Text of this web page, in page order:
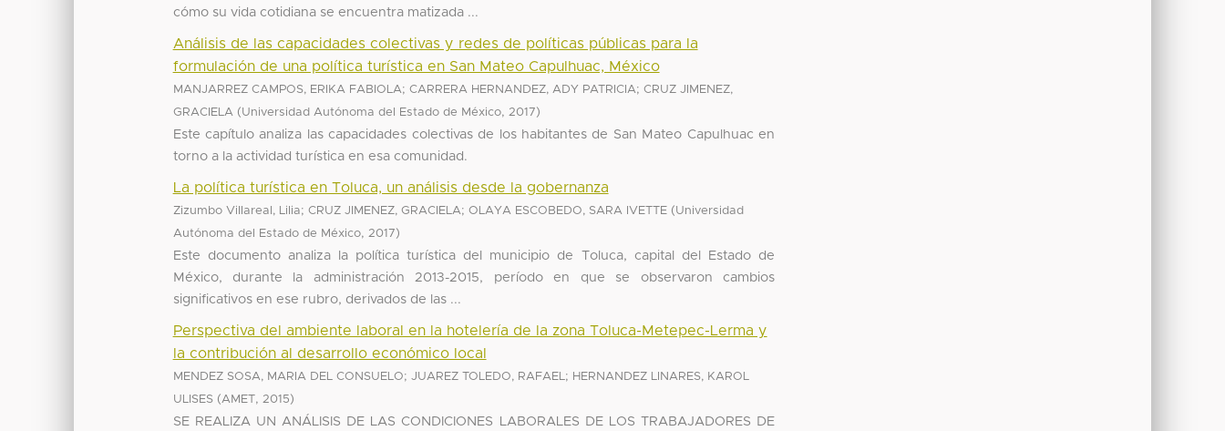
cómo su vida cotidiana se encuentra matizada ...
Análisis de las capacidades colectivas y redes de políticas públicas para la
formulación de una política turística en San Mateo Capulhuac, México
MANJARREZ CAMPOS, ERIKA FABIOLA; CARRERA HERNANDEZ, ADY PATRICIA; CRUZ JIMENEZ,
GRACIELA (Universidad Autónoma del Estado de México, 2017)
Este capítulo analiza las capacidades colectivas de los habitantes de San Mateo Capulhuac en
torno a la actividad turística en esa comunidad.
La política turística en Toluca, un análisis desde la gobernanza
Zizumbo Villareal, Lilia; CRUZ JIMENEZ, GRACIELA; OLAYA ESCOBEDO, SARA IVETTE (Universidad
Autónoma del Estado de México, 2017)
Este documento analiza la política turística del municipio de Toluca, capital del Estado de
México, durante la administración 2013-2015, período en que se observaron cambios
significativos en ese rubro, derivados de las ...
Perspectiva del ambiente laboral en la hotelería de la zona Toluca-Metepec-Lerma y
la contribución al desarrollo económico local
MENDEZ SOSA, MARIA DEL CONSUELO; JUAREZ TOLEDO, RAFAEL; HERNANDEZ LINARES, KAROL
ULISES (AMET , 2015)
SE REALIZA UN ANÁLISIS DE LAS CONDICIONES LABORALES DE LOS TRABAJADORES DE